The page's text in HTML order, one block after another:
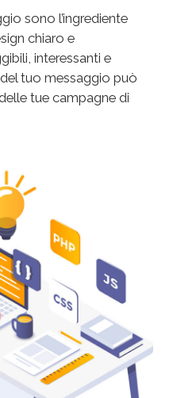
sono l’ingrediente
chiaro e
interessanti e
tuo messaggio può
tue campagne di